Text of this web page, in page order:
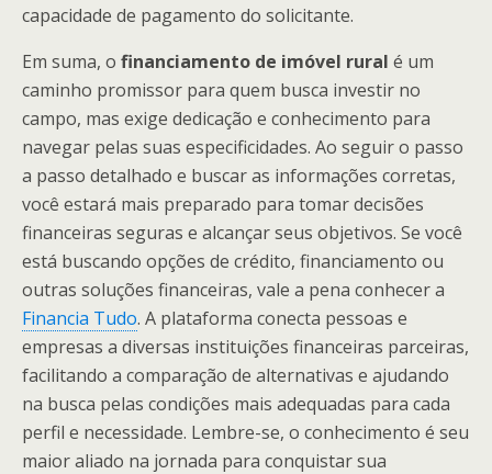
capacidade de pagamento do solicitante.
Em suma, o financiamento de imóvel rural é um
caminho promissor para quem busca investir no
campo, mas exige dedicação e conhecimento para
navegar pelas suas especificidades. Ao seguir o passo
a passo detalhado e buscar as informações corretas,
você estará mais preparado para tomar decisões
financeiras seguras e alcançar seus objetivos. Se você
está buscando opções de crédito, financiamento ou
outras soluções financeiras, vale a pena conhecer a
Financia Tudo. A plataforma conecta pessoas e
empresas a diversas instituições financeiras parceiras,
facilitando a comparação de alternativas e ajudando
na busca pelas condições mais adequadas para cada
perfil e necessidade. Lembre-se, o conhecimento é seu
maior aliado na jornada para conquistar sua